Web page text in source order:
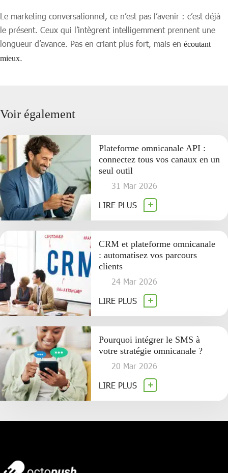
Le marketing conversationnel, ce n’est pas l’avenir : c’est déjà
le présent. Ceux qui l’intègrent intelligemment prennent une
longueur d’avance. Pas en criant plus fort, mais en écoutant
mieux.
Voir également
Plateforme omnicanale API :
connectez tous vos canaux en un
seul outil
31 Mar 2026
LIRE PLUS
CRM et plateforme omnicanale
: automatisez vos parcours
clients
24 Mar 2026
LIRE PLUS
Pourquoi intégrer le SMS à
votre stratégie omnicanale ?
20 Mar 2026
LIRE PLUS